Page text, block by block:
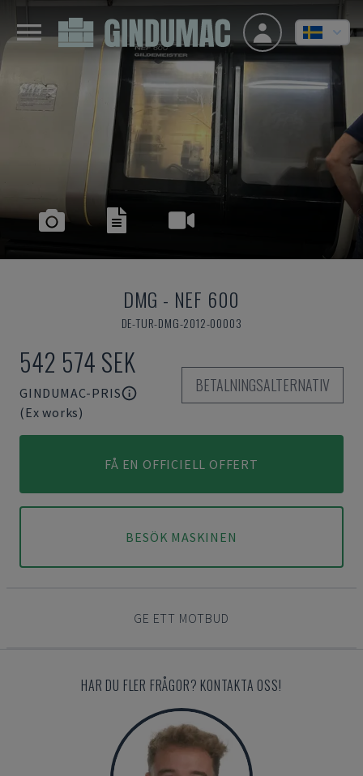
DMG - NEF 600
DE-TUR-DMG-2012-00003
542 574 SEK
GINDUMAC-PRIS
(Ex works)
BETALNINGSALTERNATIV
FÅ EN OFFICIELL OFFERT
BESÖK MASKINEN
GE ETT MOTBUD
HAR DU FLER FRÅGOR? KONTAKTA OSS!